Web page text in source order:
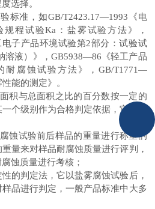
选择。
标准，如GB/T2423.17—1993 《电
规程试验Ka ：盐雾试验方法》，
电子产品环境试验第2部分：试验试
溶液）》， GB5938—86 《轻工产品
耐腐蚀试验方法》， GB/T1771—
能的测定》。
积与总面积之比的百分数按一定的
个级别作为合格判定依据，它适合
蚀试验前后样品的重量进行称重的
量来对样品耐腐蚀质量进行评判，
蚀质量进行考核；
的判定法，它以盐雾腐蚀试验后，
品进行判定，一般产品标准中大多